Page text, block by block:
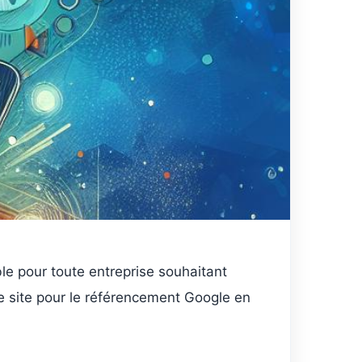
pour toute entreprise souhaitant
pour le référencement Google en